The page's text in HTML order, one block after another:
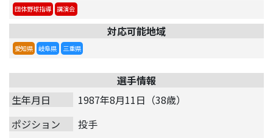
団体野球指導 講演会
対応可能地域
愛知県 岐阜県 三重県
選手情報
生年月日
1987年8月11日（38歳）
ポジション
投手